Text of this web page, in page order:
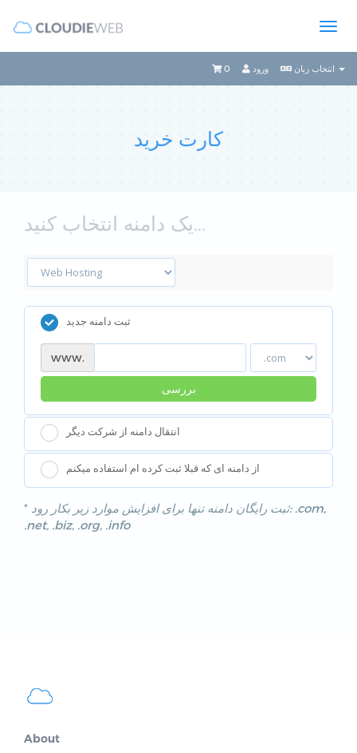
ورود 0
کارت خرید
یک دامنه انتخاب کنید...
ثبت دامنه جدید
www.
بررسی
انتقال دامنه از شرکت دیگر
از دامنه ای که قبلا ثبت کرده ام استفاده میکنم
* ثبت رایگان دامنه تنها برای افزایش موارد زیر بکار رود: .com,
.net, .biz, .org, .info
About